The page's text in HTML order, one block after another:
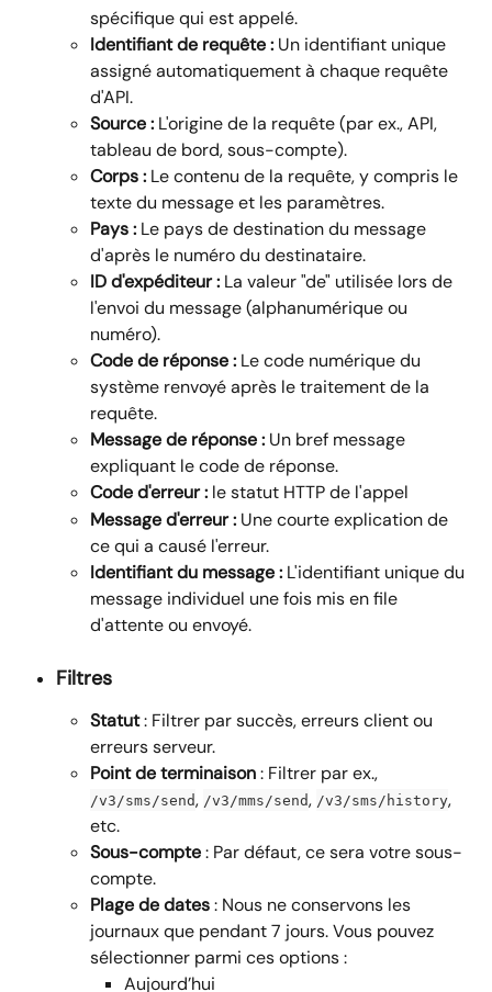
spécifique qui est appelé.
Identifiant de requête : Un identifiant unique
assigné automatiquement à chaque requête
d'API.
Source : L'origine de la requête (par ex., API,
tableau de bord, sous-compte).
Corps : Le contenu de la requête, y compris le
texte du message et les paramètres.
Pays : Le pays de destination du message
d'après le numéro du destinataire.
ID d'expéditeur : La valeur "de" utilisée lors de
l'envoi du message (alphanumérique ou
numéro).
Code de réponse : Le code numérique du
système renvoyé après le traitement de la
requête.
Message de réponse : Un bref message
expliquant le code de réponse.
Code d'erreur : le statut HTTP de l'appel
Message d'erreur : Une courte explication de
ce qui a causé l'erreur.
Identifiant du message : L'identifiant unique du
message individuel une fois mis en file
d'attente ou envoyé.
Filtres
Statut : Filtrer par succès, erreurs client ou
erreurs serveur.
Point de terminaison : Filtrer par ex.,
/v3/sms/send, /v3/mms/send, /v3/sms/history,
etc.
Sous-compte : Par défaut, ce sera votre sous-
compte.
Plage de dates : Nous ne conservons les
journaux que pendant 7 jours. Vous pouvez
sélectionner parmi ces options :
Aujourd’hui